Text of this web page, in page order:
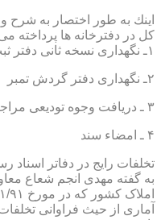
اینك به طور اختصار به شرح
كل در دفترخانه ها پرداخته
۱ـ نگهداری نسخه ثانی دفتر ثبت اسناد رسمی
۲ـ نگهداری دفتر گردش تمبر
۳ ـ دریافت وجوه تودیعی مراجعان
۴ ـ امضاء سند
تخلفات رایج در دفاتر اسناد
به گفته مهدی انجم شعاع
آماری از حیث فراوانی